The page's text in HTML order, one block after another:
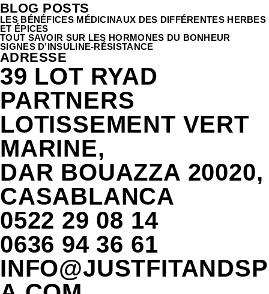
BLOG POSTS
LES BÉNÉFICES MÉDICINAUX DES DIFFÉRENTES HERBES
ET ÉPICES
TOUT SAVOIR SUR LES HORMONES DU BONHEUR
SIGNES D’INSULINE-RÉSISTANCE
ADRESSE
39 LOT RYAD
PARTNERS
LOTISSEMENT VERT
MARINE,
DAR BOUAZZA 20020,
CASABLANCA
0522 29 08 14
0636 94 36 61
INFO@JUSTFITANDSP